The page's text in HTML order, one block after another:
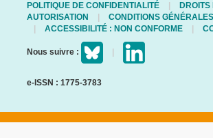
POLITIQUE DE CONFIDENTIALITÉ
AUTORISATION
CONDITIONS
ACCESSIBILITÉ : NON CONFORME
Nous suivre :
e-ISSN : 1775-3783